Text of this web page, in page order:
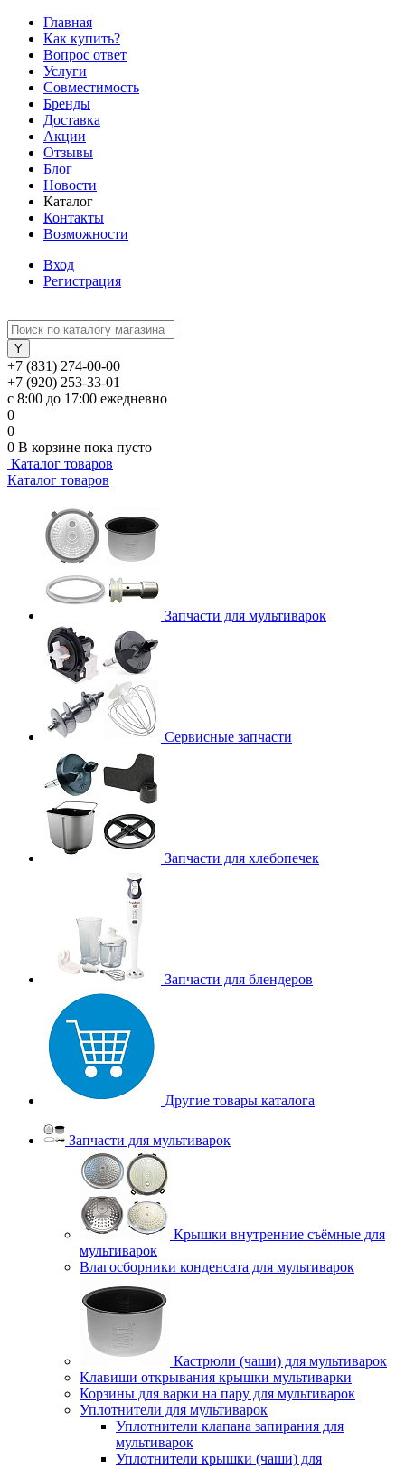
Главная
Как купить?
Вопрос ответ
Услуги
Совместимость
Бренды
Доставка
Акции
Отзывы
Блог
Новости
Каталог
Контакты
Возможности
Вход
Регистрация
+7 (831) 274-00-00
+7 (920) 253-33-01
с 8:00 до 17:00 ежедневно
0
0
0 В корзине пока пусто
Каталог товаров
Каталог товаров
Запчасти для мультиварок
Сервисные запчасти
Запчасти для хлебопечек
Запчасти для блендеров
Другие товары каталога
Запчасти для мультиварок
Крышки внутренние съёмные для
мультиварок
Влагосборники конденсата для мультиварок
Кастрюли (чаши) для мультиварок
Клавиши открывания крышки мультиварки
Корзины для варки на пару для мультиварок
Уплотнители для мультиварок
Уплотнители клапана запирания для
мультиварок
Уплотнители крышки (чаши) для